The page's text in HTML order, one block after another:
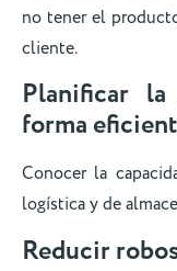
no tener el
cliente.
Planificar
forma
Conocer la
logística y de
Reducir